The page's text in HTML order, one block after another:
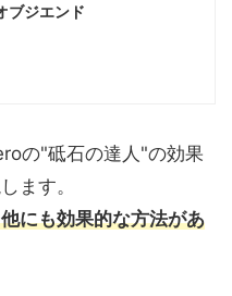
ブジエンド
の"砥石の達人"の効果
ます。
にも効果的な方法があ